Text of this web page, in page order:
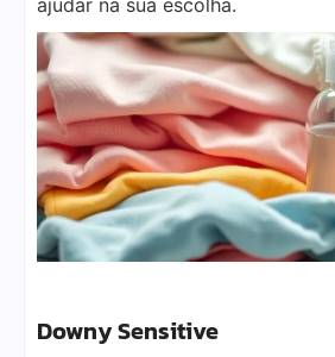
Downy Sensitive